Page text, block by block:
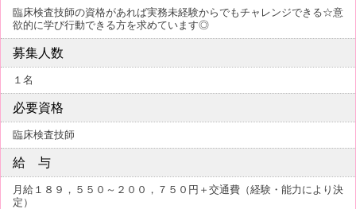
臨床検査技師の資格があれば実務未経験からでもチャレンジできる☆意
欲的に学び行動できる方を求めています◎
募集人数
１名
必要資格
臨床検査技師
給 与
月給１８９，５５０～２００，７５０円＋交通費（経験・能力により決
定）